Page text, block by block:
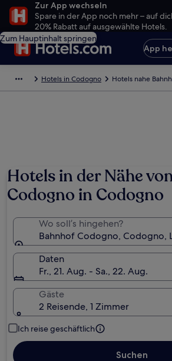
Zur App wechseln
Spare in der App noch mehr – auf
20% Rabatt auf ausgewählte Hotels.
Zum Hauptinhalt springen
App
Hotels in Codogno Hotels nahe
Hotels in der Nähe
Codogno in Codogno
Wo soll’s hingehen?
Bahnhof Codogno, Codogno,
Daten
Fr., 21. Aug. - Sa., 22. Aug.
Gäste
2 Reisende, 1 Zimmer
Ich reise geschäftlich
Suchen